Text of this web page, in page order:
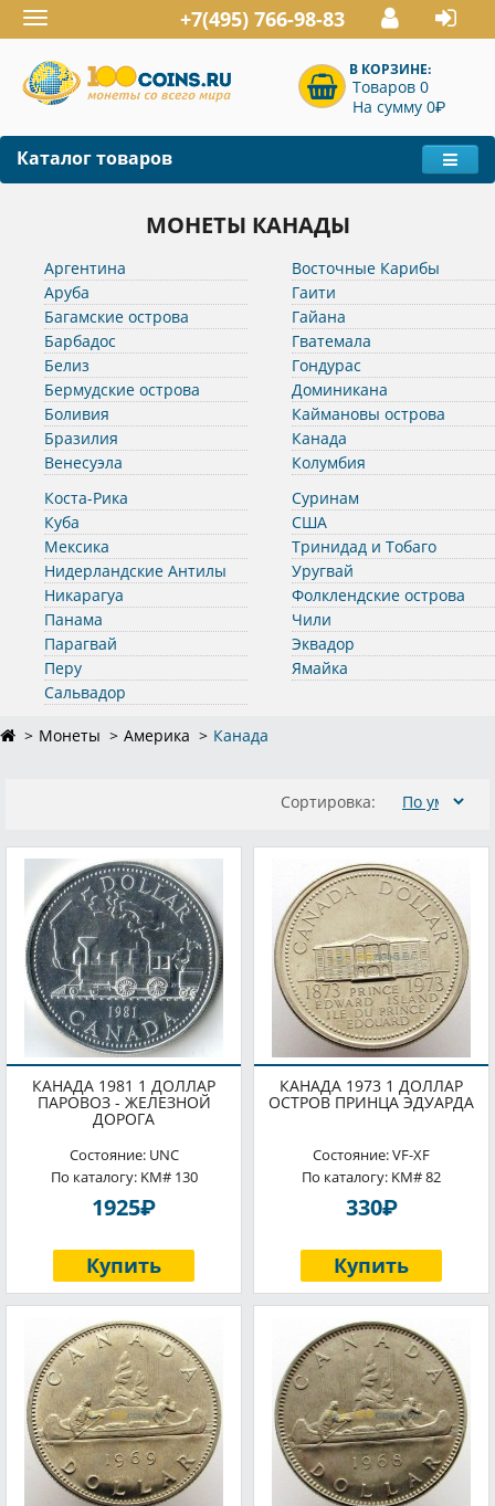
Toggle
navigation
+7(495) 766-98-83
В КОРЗИНЕ:
Товаров 0
На сумму 0P
Каталог товаров
МОНЕТЫ КАНАДЫ
Аргентина
Аруба
Багамские острова
Барбадос
Белиз
Бермудские острова
Боливия
Бразилия
Венесуэла
Восточные Карибы
Гаити
Гайана
Гватемала
Гондурас
Доминикана
Каймановы острова
Канада
Колумбия
Коста-Рика
Куба
Мексика
Нидерландские Антилы
Никарагуа
Панама
Парагвай
Перу
Сальвадор
Суринам
США
Тринидад и Тобаго
Уругвай
Фолклендские острова
Чили
Эквадор
Ямайка
Монеты Америка Канада
Сортировка:
КАНАДА 1981 1 ДОЛЛАР
ПАРОВОЗ - ЖЕЛЕЗНОЙ
ДОРОГА
Состояние: UNC
По каталогу: KM# 130
1925P
Купить
КАНАДА 1973 1 ДОЛЛАР
ОСТРОВ ПРИНЦА ЭДУАРДА
Состояние: VF-XF
По каталогу: KM# 82
330P
Купить